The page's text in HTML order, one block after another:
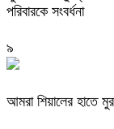
পরিবারকে সংবর্ধনা
৯
‎আমরা শিয়ালের হাতে